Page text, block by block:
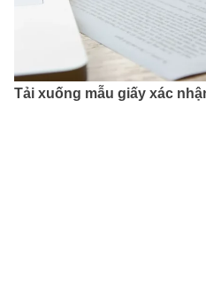
Tải xuống mẫu giấy xác